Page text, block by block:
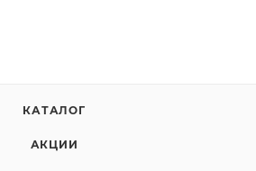
КАТАЛОГ
АКЦИИ